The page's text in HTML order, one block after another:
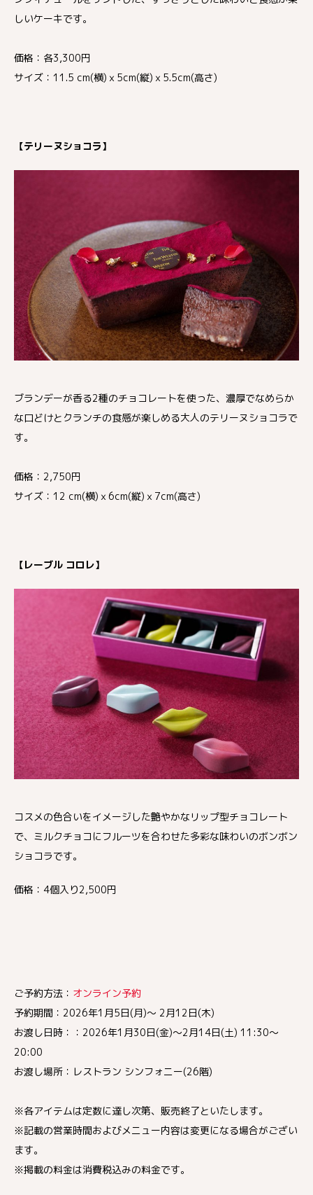
しいケーキです。
価格：各3,300円
サイズ：11.5 cm(横)ｘ5cm(縦)ｘ5.5cm(高さ)
【テリーヌショコラ】
ブランデーが香る2種のチョコレートを使った、濃厚でなめらか
な口どけとクランチの食感が楽しめる大人のテリーヌショコラで
す。
価格：2,750円
サイズ：12 cm(横)ｘ6cm(縦)ｘ7cm(高さ)
【レーブル コロレ】
コスメの色合いをイメージした艶やかなリップ型チョコレート
で、ミルクチョコにフルーツを合わせた多彩な味わいのボンボン
ショコラです。
価格：4個入り2,500円
ご予約方法： オンライン予約
予約期間：2026年1月5日(月)～ 2月12日(木)
お渡し日時：：2026年1月30日(金)～2月14日(土) 11:30～
20:00
お渡し場所：レストラン シンフォニー(26階)
※各アイテムは定数に達し次第、販売終了といたします。
※記載の営業時間およびメニュー内容は変更になる場合がござい
ます。
※掲載の料金は消費税込みの料金です。